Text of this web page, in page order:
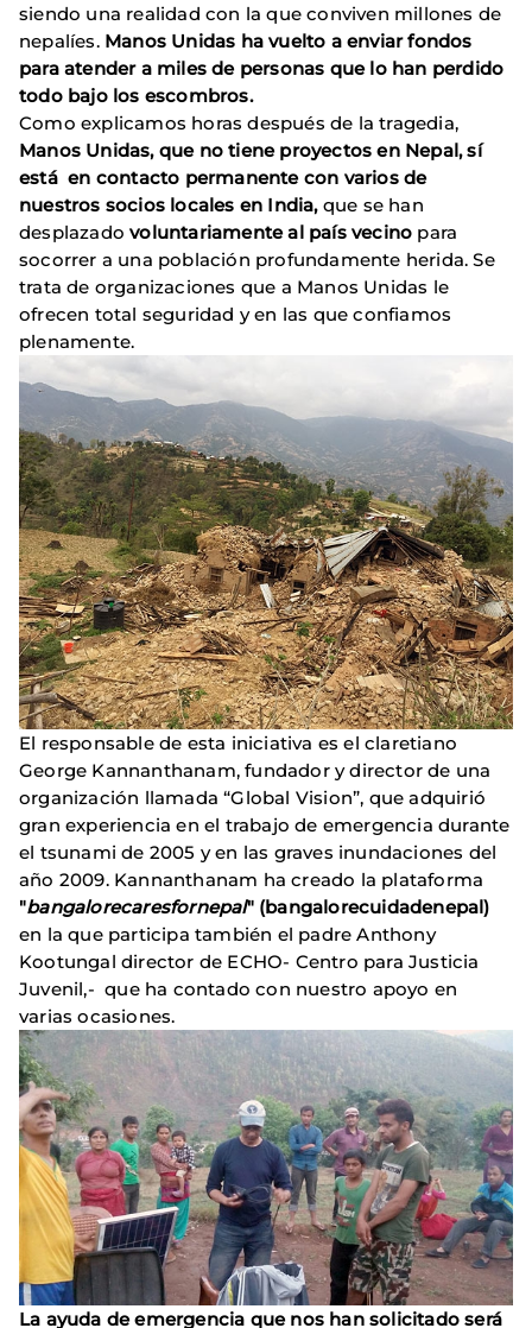
siendo una realidad con la que conviven millones de
nepalíes. Manos Unidas ha vuelto a enviar fondos
para atender a miles de personas que lo han perdido
todo bajo los escombros.
Como explicamos horas después de la tragedia,
Manos Unidas, que no tiene proyectos en Nepal, sí
está en contacto permanente con varios de
nuestros socios locales en India,que se han
desplazado voluntariamente al país vecino para
socorrer a una población profundamente herida. Se
trata de organizaciones que a Manos Unidas le
ofrecen total seguridad y en las que confiamos
plenamente.
El responsable de esta iniciativa es el claretiano
George Kannanthanam, fundador y director de una
organización llamada “Global Vision”, que adquirió
gran experiencia en el trabajo de emergencia durante
el tsunami de 2005 y en las graves inundaciones del
año 2009. Kannanthanam ha creado la plataforma
"bangalorecaresfornepal" (bangalorecuidadenepal)
en la que participa también el padre Anthony
Kootungal director de ECHO- Centro para Justicia
Juvenil,- que ha contado con nuestro apoyo en
varias ocasiones.
La ayuda de emergencia que nos han solicitado será